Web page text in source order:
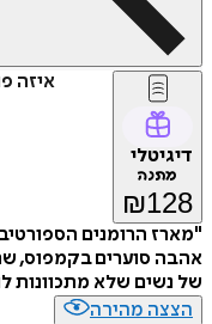
איזה
דיגיטלי
מתנה
₪128
"מארז הרומנים
אהבה סוערים בקמפוס,
של נשים שלא מתכוונות
הצצה מהירה